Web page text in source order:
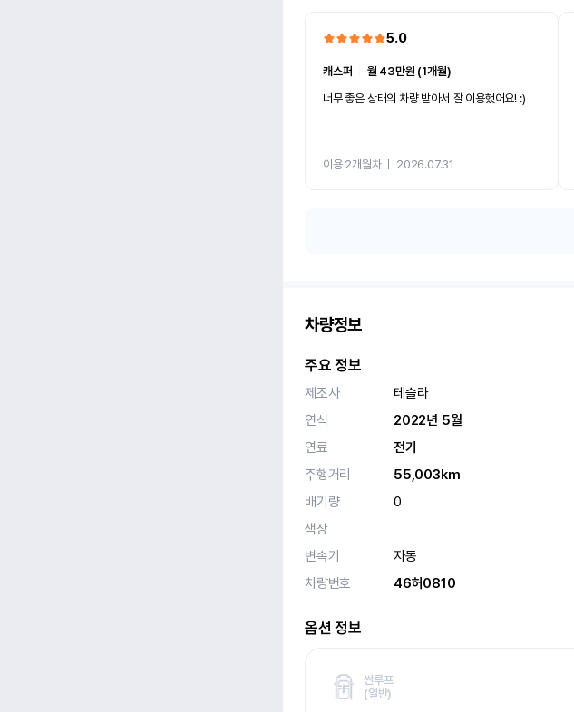
5.0
캐스퍼
월 43만원 (1개월)
너무 좋은 상태의 차량 받아서 잘 이용했어요! :)
이용 2개월차ㅣ 2026.07.31
차량정보
주요 정보
제조사
테슬라
연식
2022년 5월
연료
전기
주행거리
55,003km
배기량
0
색상
변속기
자동
차량번호
46허0810
옵션 정보
썬루프
(일반)